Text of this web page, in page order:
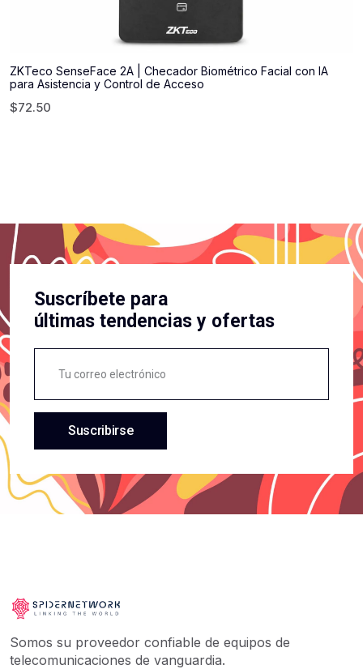
ZKTeco SenseFace 2A | Checador Biométrico Facial con IA
para Asistencia y Control de Acceso
$72.50
Suscríbete para
últimas tendencias y ofertas
Suscribirse
Somos su proveedor confiable de equipos de
telecomunicaciones de vanguardia.